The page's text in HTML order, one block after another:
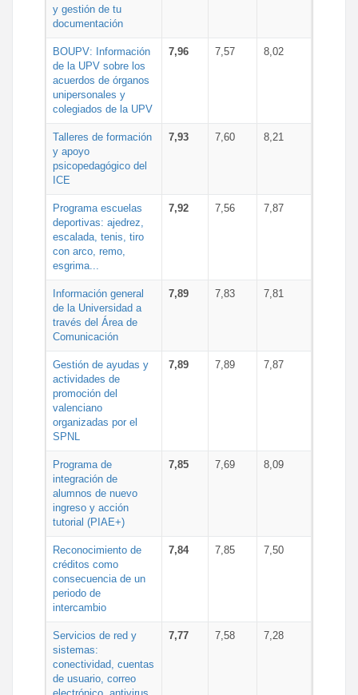
y gestión de tu
documentación
BOUPV: Información
de la UPV sobre los
acuerdos de órganos
unipersonales y
colegiados de la UPV
7,96 7,57 8,02
Talleres de formación
y apoyo
psicopedagógico del
ICE
7,93 7,60 8,21
Programa escuelas
deportivas: ajedrez,
escalada, tenis, tiro
con arco, remo,
esgrima...
7,92 7,56 7,87
Información general
de la Universidad a
través del Área de
Comunicación
7,89 7,83 7,81
Gestión de ayudas y
actividades de
promoción del
valenciano
organizadas por el
SPNL
7,89 7,89 7,87
Programa de
integración de
alumnos de nuevo
ingreso y acción
tutorial (PIAE+)
7,85 7,69 8,09
Reconocimiento de
créditos como
consecuencia de un
periodo de
intercambio
7,84 7,85 7,50
Servicios de red y
sistemas:
conectividad, cuentas
de usuario, correo
electrónico, antivirus,
7,77 7,58 7,28